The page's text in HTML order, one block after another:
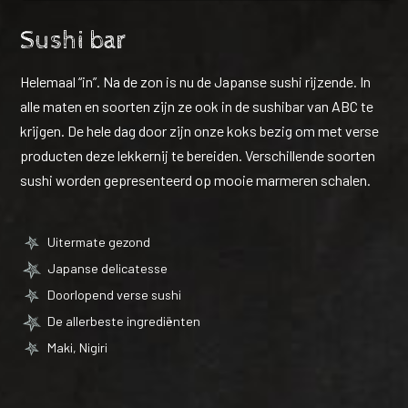
Sushi bar
Helemaal “in”. Na de zon is nu de Japanse sushi rijzende. In
alle maten en soorten zijn ze ook in de sushibar van ABC te
krijgen. De hele dag door zijn onze koks bezig om met verse
producten deze lekkernij te bereiden. Verschillende soorten
sushi worden gepresenteerd op mooie marmeren schalen.
Uitermate gezond
Japanse delicatesse
Doorlopend verse sushi
De allerbeste ingrediënten
Maki, Nigiri